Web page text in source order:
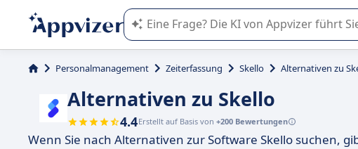
Die KI von Appvizer führt Sie bei der
Personalmanagement Zeiterfassung Skello Alternativen zu
Alternativen zu Skello
4.4Erstellt auf Basis von +200 Bewertungen
Wenn Sie nach Alternativen zur Software Skello suchen,